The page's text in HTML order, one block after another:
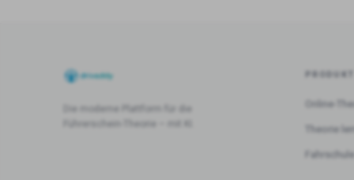
PRODUKT
Online-
Theorie